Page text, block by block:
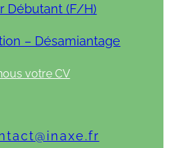
Débutant (F/H)
– Désamiantage
votre CV